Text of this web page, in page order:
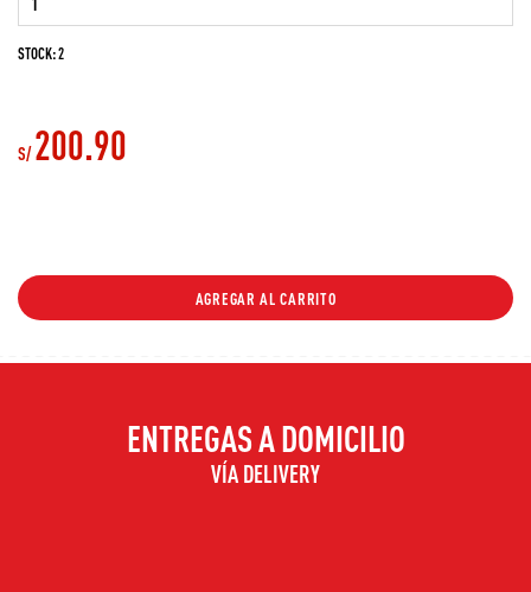
STOCK: 2
S/200.90
AGREGAR AL CARRITO
ENTREGAS A DOMICILIO
VÍA DELIVERY